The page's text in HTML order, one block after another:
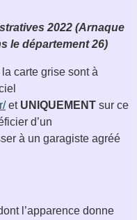
2022 (Arnaque
le département 26)
carte grise sont à
et UNIQUEMENT sur ce
d’un
à un garagiste agréé
l’apparence donne